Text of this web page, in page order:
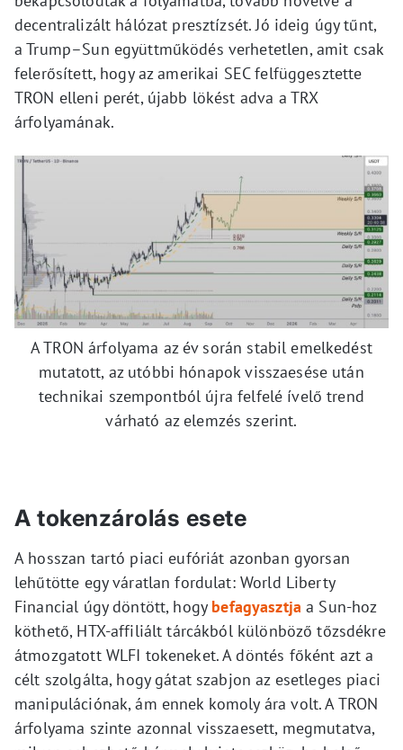
decentralizált hálózat presztízsét. Jó ideig úgy tűnt,
a Trump–Sun együttműködés verhetetlen, amit csak
felerősített, hogy az amerikai SEC felfüggesztette
TRON elleni perét, újabb lökést adva a TRX
árfolyamának.
A TRON árfolyama az év során stabil emelkedést
mutatott, az utóbbi hónapok visszaesése után
technikai szempontból újra felfelé ívelő trend
várható az elemzés szerint.
A tokenzárolás esete
A hosszan tartó piaci eufóriát azonban gyorsan
lehűtötte egy váratlan fordulat: World Liberty
Financial úgy döntött, hogy befagyasztja a Sun-hoz
köthető, HTX-affiliált tárcákból különböző tőzsdékre
átmozgatott WLFI tokeneket. A döntés főként azt a
célt szolgálta, hogy gátat szabjon az esetleges piaci
manipulációnak, ám ennek komoly ára volt. A TRON
árfolyama szinte azonnal visszaesett, megmutatva,